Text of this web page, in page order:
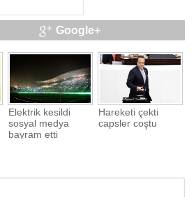
Google+
Elektrik kesildi
sosyal medya
bayram etti
Hareketi çekti
capsler coştu